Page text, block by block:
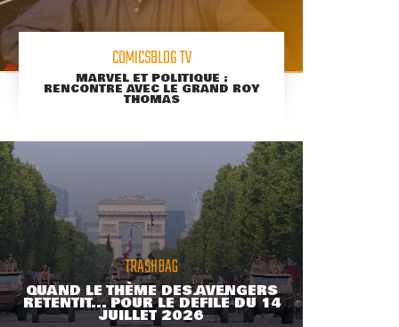
COMICSBLOG TV
MARVEL ET POLITIQUE :
RENCONTRE AVEC LE GRAND ROY
THOMAS
TRASHBAG
QUAND LE THÈME DES AVENGERS
RETENTIT... POUR LE DÉFILÉ DU 14
JUILLET 2026